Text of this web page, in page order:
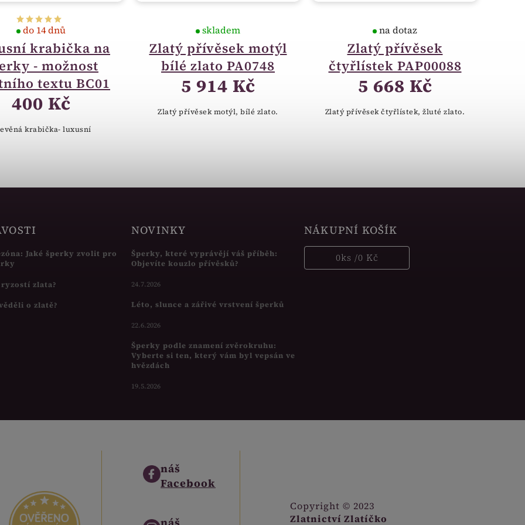
krabička na
- možnost
textu BC01
do 14 dnů
400 Kč
krabička- luxusní
Zlatý přívěsek motýl
bílé zlato PA0748
skladem
5 914 Kč
Zlatý přívěsek motýl, bílé zlato.
Zlatý přívěsek
čtyřlístek PAP00088
na dotaz
5 668 Kč
Zlatý přívěsek čtyřlístek, žluté zlato.
Jaké šperky zvolit pro
ryzostí zlata?
o zlatě?
NOVINKY
Šperky, které vyprávějí váš příběh:
Objevíte kouzlo přívěsků?
24.7.2026
Léto, slunce a zářivé vrstvení šperků
22.6.2026
Šperky podle znamení zvěrokruhu:
Vyberte si ten, který vám byl vepsán ve
hvězdách
19.5.2026
NÁKUPNÍ KOŠÍK
0ks /0 Kč
náš
Facebook
Copyright © 2023
Zlatnictví Zlatíčko